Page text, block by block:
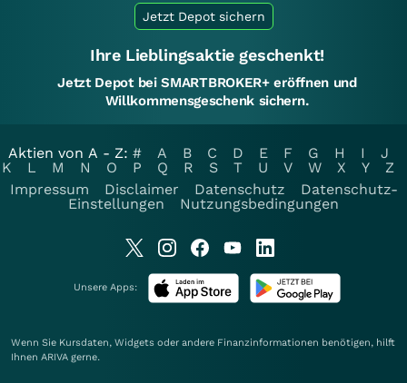
Jetzt Depot sichern
Ihre Lieblingsaktie geschenkt!
Jetzt Depot bei SMARTBROKER+ eröffnen und
Willkommensgeschenk sichern.
Aktien von A - Z: # A B C D E F G H I
J
K
L M N O P Q R S T U V W X Y
Z
Impressum
Disclaimer Datenschutz
Datenschutz-
Einstellungen
Nutzungsbedingungen
Unsere Apps:
Wenn Sie Kursdaten, Widgets oder andere Finanzinformationen benötigen, hilft
Ihnen ARIVA gerne.